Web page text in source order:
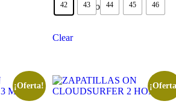
42 43 44 45 46
Clear
¡Oferta!